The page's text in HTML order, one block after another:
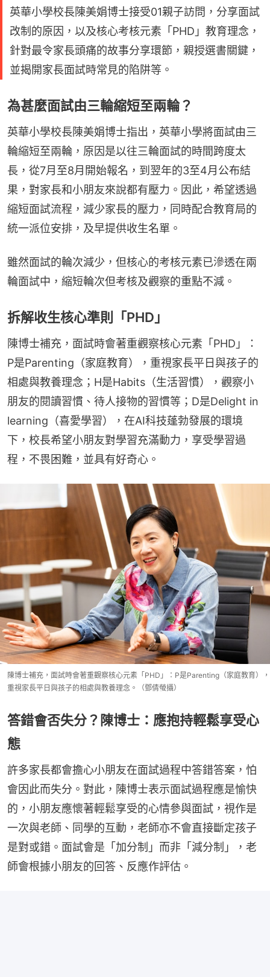
英華小學校長陳美娟博士接受01親子訪問，分享面試
改制的原因，以及核心考核元素「PHD」教育理念，
針對最令家長頭痛的故事分享環節，親授選書關鍵，
並揭開家長面試時常見的陷阱等。
為甚麼面試由三輪縮短至兩輪？
英華小學校長陳美娟博士指出，英華小學將面試由三
輪縮短至兩輪，原因是以往三輪面試的時間跨度太
長，從7月至8月開始報名，到翌年的3至4月公布結
果，對家長和小朋友來說都有壓力。因此，希望透過
縮短面試流程，減少家長的壓力，同時配合教育局的
統一派位安排，及早提供收生名單。
雖然面試的輪次減少，但核心的考核元素已滲透在兩
輪面試中，縮短輪次但考核及觀察的重點不減。
拆解收生核心準則「PHD」
陳博士補充，面試時會著重觀察核心元素「PHD」：
P是Parenting（家庭教育），重視家長平日與孩子的
相處與教養理念；H是Habits（生活習慣），觀察小
朋友的閱讀習慣、待人接物的習慣等；D是Delight in
learning（喜愛學習），在AI科技蓬勃發展的環境
下，校長希望小朋友對學習充滿動力，享受學習過
程，不畏困難，並具有好奇心。
陳博士補充，面試時會著重觀察核心元素「PHD」：P是Parenting（家庭教育），
重視家長平日與孩子的相處與教養理念。（鄧倩螢攝）
答錯會否失分？陳博士：應抱持輕鬆享受心
態
許多家長都會擔心小朋友在面試過程中答錯答案，怕
會因此而失分。對此，陳博士表示面試過程應是愉快
的，小朋友應懷著輕鬆享受的心情參與面試，視作是
一次與老師、同學的互動，老師亦不會直接斷定孩子
是對或錯。面試會是「加分制」而非「減分制」，老
師會根據小朋友的回答、反應作評估。